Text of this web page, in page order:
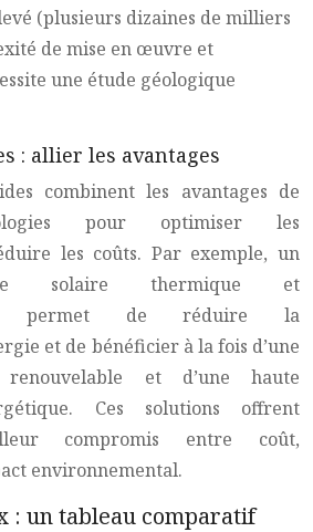
(plusieurs dizaines de milliers
de mise en œuvre et
une étude géologique
: allier les avantages
combinent les avantages de
pour optimiser les
les coûts. Par exemple, un
solaire thermique et
permet de réduire la
et de bénéficier à la fois d’une
renouvelable et d’une haute
Ces solutions offrent
compromis entre coût,
environnemental.
: un tableau comparatif